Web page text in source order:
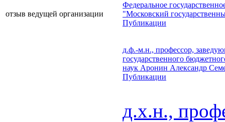
отзыв ведущей организации
Федеральное
"Московский
Публикации
д.ф.-м.н., профессор,
государственного
наук Аронин Александр
Публикации
д.х.н.,